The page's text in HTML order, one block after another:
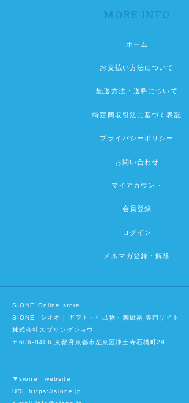
MORE INFO
ホーム
お支払い方法について
配送方法・送料について
特定商取引法に基づく表記
プライバシーポリシー
お問い合わせ
マイアカウント
会員登録
ログイン
メルマガ登録・解除
SIONE Online store
SIONE -シオネ | ギフト・引出物・陶磁器 専門サイト
株式会社スプリングショウ
〒606-8406 京都府京都市左京区浄土寺石橋町29
▼sione website
URL https://sione.jp